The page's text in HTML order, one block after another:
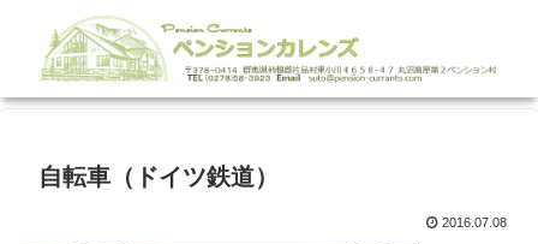
自転車（ドイツ鉄道）
2016.07.08